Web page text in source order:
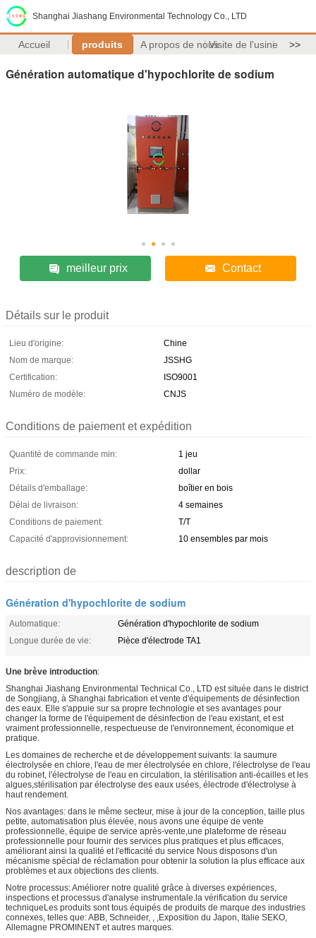
Shanghai Jiashang Environmental Technology Co., LTD
Accueil produits A propos de nousVisite de l'usine >>
Génération automatique d'hypochlorite de sodium
meilleur prix Contact
Détails sur le produit
Lieu d'origine:
Chine
Nom de marque:
JSSHG
Certification:
ISO9001
Numéro de modèle:
CNJS
Conditions de paiement et expédition
Quantité de commande min:
1 jeu
Prix:
dollar
Détails d'emballage:
boîtier en bois
Délai de livraison:
4 semaines
Conditions de paiement:
T/T
Capacité d'approvisionnement:
10 ensembles par mois
description de
Génération d'hypochlorite de sodium
Automatique:
Génération d'hypochlorite de sodium
Longue durée de vie:
Pièce d'électrode TA1
Une brève introduction:
Shanghai Jiashang Environmental Technical Co., LTD est située dans le district
de Songjiang, à Shanghai.fabrication et vente d'équipements de désinfection
des eaux. Elle s'appuie sur sa propre technologie et ses avantages pour
changer la forme de l'équipement de désinfection de l'eau existant, et est
vraiment professionnelle, respectueuse de l'environnement, économique et
pratique.
Les domaines de recherche et de développement suivants: la saumure
électrolysée en chlore, l'eau de mer électrolysée en chlore, l'électrolyse de l'eau
du robinet, l'électrolyse de l'eau en circulation, la stérilisation anti-écailles et les
algues,stérilisation par électrolyse des eaux usées, électrode d'électrolyse à
haut rendement.
Nos avantages: dans le même secteur, mise à jour de la conception, taille plus
petite, automatisation plus élevée, nous avons une équipe de vente
professionnelle, équipe de service après-vente,une plateforme de réseau
professionnelle pour fournir des services plus pratiques et plus efficaces,
améliorant ainsi la qualité et l'efficacité du service Nous disposons d'un
mécanisme spécial de réclamation pour obtenir la solution la plus efficace aux
problèmes et aux objections des clients.
Notre processus: Améliorer notre qualité grâce à diverses expériences,
inspections et processus d'analyse instrumentale.la vérification du service
techniqueLes produits sont tous équipés de produits de marque des industries
connexes, telles que: ABB, Schneider, , ,Exposition du Japon, Italie SEKO,
Allemagne PROMINENT et autres marques.